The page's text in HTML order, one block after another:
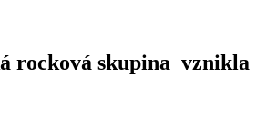
rocková skupina vznikla